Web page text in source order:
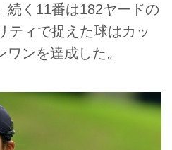
続く11番は182ヤードの
ティで捉えた球はカッ
ンを達成した。